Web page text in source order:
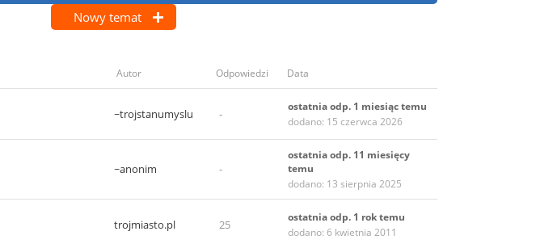
Nowy temat
Autor Odpowiedzi Data
~trojstanumyslu -
ostatnia odp. 1 miesiąc temu
dodano: 15 czerwca 2026
~anonim -
ostatnia odp. 11 miesięcy
temu
dodano: 13 sierpnia 2025
trojmiasto.pl 25
ostatnia odp. 1 rok temu
dodano: 6 kwietnia 2011